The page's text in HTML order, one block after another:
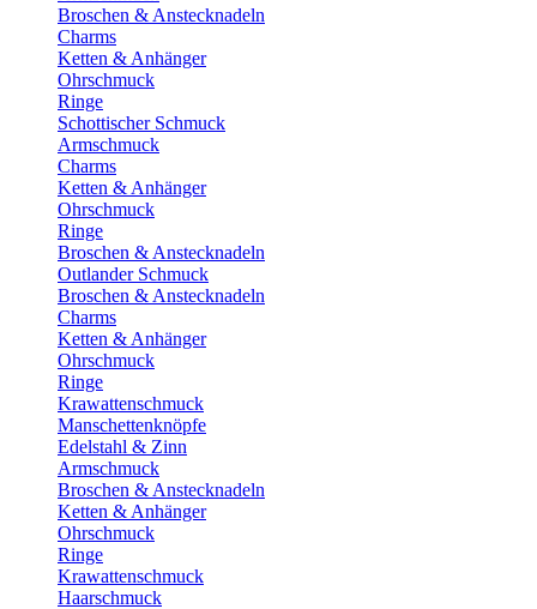
Broschen & Anstecknadeln
Charms
Ketten & Anhänger
Ohrschmuck
Ringe
Schottischer Schmuck
Armschmuck
Charms
Ketten & Anhänger
Ohrschmuck
Ringe
Broschen & Anstecknadeln
Outlander Schmuck
Broschen & Anstecknadeln
Charms
Ketten & Anhänger
Ohrschmuck
Ringe
Krawattenschmuck
Manschettenknöpfe
Edelstahl & Zinn
Armschmuck
Broschen & Anstecknadeln
Ketten & Anhänger
Ohrschmuck
Ringe
Krawattenschmuck
Haarschmuck